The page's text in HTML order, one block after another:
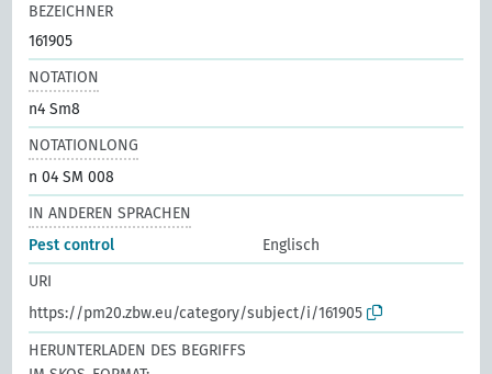
BEZEICHNER
161905
NOTATION
n4 Sm8
NOTATIONLONG
n 04 SM 008
IN ANDEREN SPRACHEN
Pest control
Englisch
URI
https://pm20.zbw.eu/category/subject/i/161905
HERUNTERLADEN DES BEGRIFFS